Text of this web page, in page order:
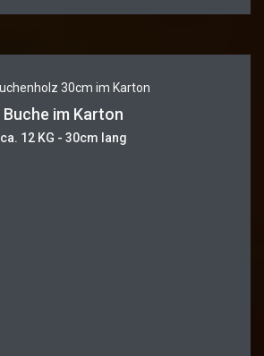
Buche im Karton
ca. 12 KG - 30cm lang